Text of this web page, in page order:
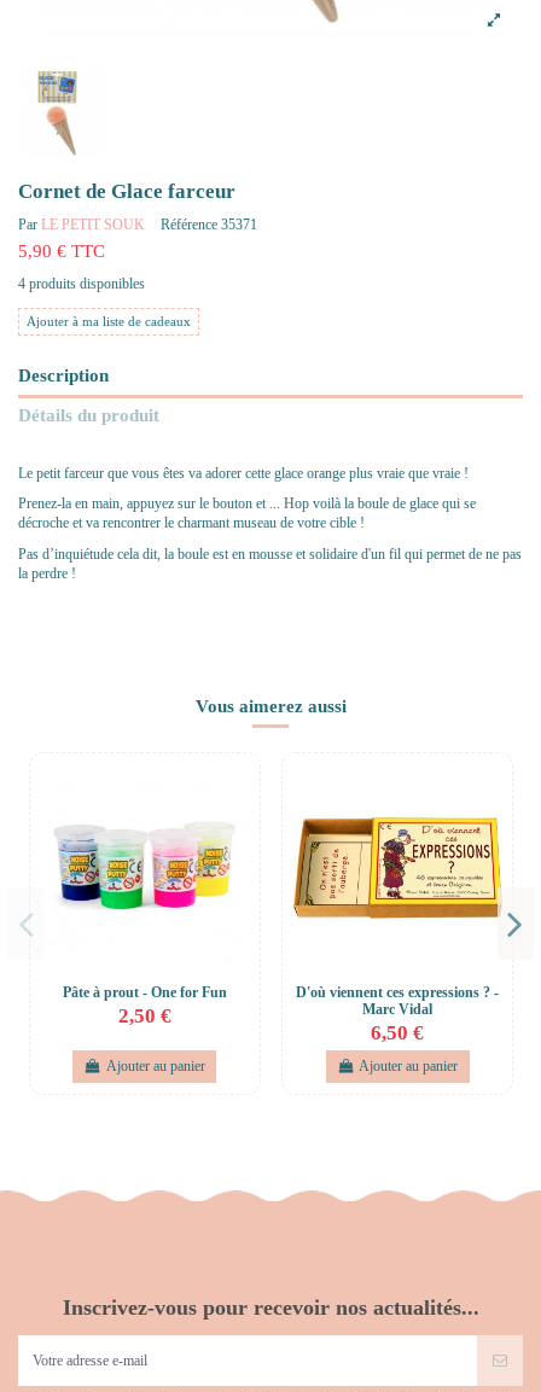
Cornet de Glace farceur
Par LE PETIT SOUK Référence 35371
5,90 € TTC
4 produits disponibles
Ajouter à ma liste de cadeaux
Description
Détails du produit
Le petit farceur que vous êtes va adorer cette glace orange plus vraie que vraie !
Prenez-la en main, appuyez sur le bouton et ... Hop voilà la boule de glace qui se
décroche et va rencontrer le charmant museau de votre cible !
Pas d’inquiétude cela dit, la boule est en mousse et solidaire d'un fil qui permet de ne pas
la perdre !
Vous aimerez aussi
Pâte à prout - One for Fun
2,50 €
Ajouter au panier
D'où viennent ces expressions ? -
Marc Vidal
6,50 €
Ajouter au panier
Inscrivez-vous pour recevoir nos actualités...